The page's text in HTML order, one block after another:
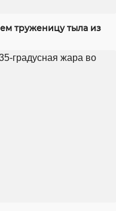
труженицу тыла из